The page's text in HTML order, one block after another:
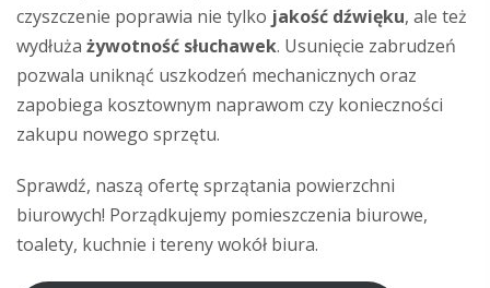
czyszczenie poprawia nie tylko jakość dźwięku, ale też
wydłuża żywotność słuchawek. Usunięcie zabrudzeń
pozwala uniknąć uszkodzeń mechanicznych oraz
zapobiega kosztownym naprawom czy konieczności
zakupu nowego sprzętu.
Sprawdź, naszą ofertę sprzątania powierzchni
biurowych! Porządkujemy pomieszczenia biurowe,
toalety, kuchnie i tereny wokół biura.